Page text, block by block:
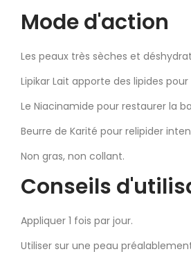
Mode d'action
Les peaux très sèches et
Lipikar Lait apporte des lipides
Le Niacinamide pour restaurer
Beurre de Karité pour
Non gras, non collant.
Conseils
Appliquer 1 fois par jour.
Utiliser sur une peau